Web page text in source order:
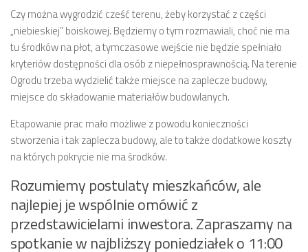
Czy można wygrodzić cześć terenu, żeby korzystać z części
„niebieskiej” boiskowej. Będziemy o tym rozmawiali, choć nie ma
tu środków na płot, a tymczasowe wejście nie będzie spełniało
kryteriów dostępności dla osób z niepełnosprawnością. Na terenie
Ogrodu trzeba wydzielić także miejsce na zaplecze budowy,
miejsce do składowanie materiałów budowlanych.
Etapowanie prac mało możliwe z powodu konieczności
stworzenia i tak zaplecza budowy, ale to także dodatkowe koszty
na których pokrycie nie ma środków.
Rozumiemy postulaty mieszkańców, ale
najlepiej je wspólnie omówić z
przedstawicielami inwestora. Zapraszamy na
spotkanie w najbliższy poniedziałek o 11:00